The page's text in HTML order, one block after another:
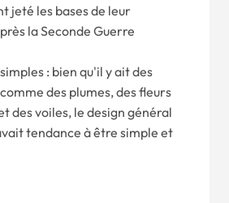
jeté les bases de leur
la Seconde Guerre
: bien qu'il y ait des
des plumes, des fleurs
des voiles, le design général
tendance à être simple et